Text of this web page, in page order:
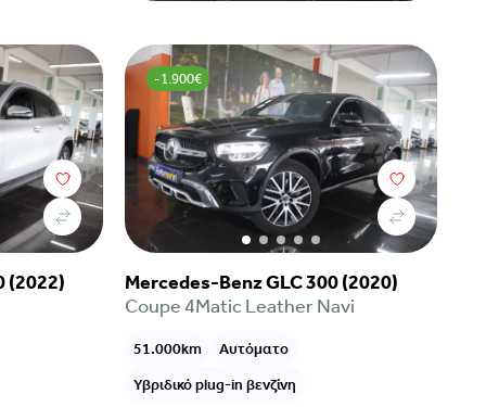
(2022)
-1.900€
Mercedes-Benz GLC 300 (2020)
Coupe 4Matic Leather Navi
51.000km
Αυτόματο
Υβριδικό plug-in βενζίνη